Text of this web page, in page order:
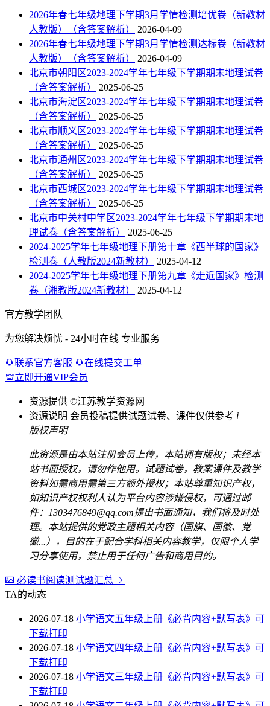
2026年春七年级地理下学期3月学情检测培优卷（新教材
人教版）（含答案解析）
2026-04-09
2026年春七年级地理下学期3月学情检测达标卷（新教材
人教版）（含答案解析）
2026-04-09
北京市朝阳区2023-2024学年七年级下学期期末地理试卷
（含答案解析）
2025-06-25
北京市海淀区2023-2024学年七年级下学期期末地理试卷
（含答案解析）
2025-06-25
北京市顺义区2023-2024学年七年级下学期期末地理试卷
（含答案解析）
2025-06-25
北京市通州区2023-2024学年七年级下学期期末地理试卷
（含答案解析）
2025-06-25
北京市西城区2023-2024学年七年级下学期期末地理试卷
（含答案解析）
2025-06-25
北京市中关村中学区2023-2024学年七年级下学期期末地
理试卷（含答案解析）
2025-06-25
2024-2025学年七年级地理下册第十章《西半球的国家》
检测卷（人教版2024新教材）
2025-04-12
2024-2025学年七年级地理下册第九章《走近国家》检测
卷（湘教版2024新教材）
2025-04-12
官方教学团队
为您解决烦忧 - 24小时在线 专业服务
联系官方客服
在线提交工单
立即开通VIP会员
资源提供 ©江苏教学资源网
资源说明 会员投稿提供试题试卷、课件仅供参考 i
版权声明
此资源是由本站注册会员上传，本站拥有版权；未经本
站书面授权，请勿作他用。试题试卷，教案课件及教学
资料如需商用需第三方额外授权；本站尊重知识产权，
如知识产权权利人认为平台内容涉嫌侵权，可通过邮
件：1303476849@qq.com提出书面通知，我们将及时处
理。本站提供的党政主题相关内容（国旗、国徽、党
徽...），目的在于配合学科相关内容教学，仅限个人学
习分享使用，禁止用于任何广告和商用目的。
必读书阅读测试题汇总
TA的动态
2026-07-18 小学语文五年级上册《必背内容+默写表》可
下载打印
2026-07-18 小学语文四年级上册《必背内容+默写表》可
下载打印
2026-07-18 小学语文三年级上册《必背内容+默写表》可
下载打印